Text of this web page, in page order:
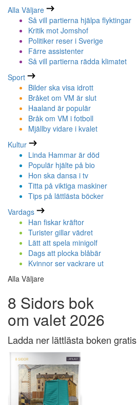
Alla Väljare
Så vill partierna hjälpa flyktingar
Kritik mot Jomshof
Politiker reser i Sverige
Färre assistenter
Så vill partierna rädda klimatet
Sport
Bilder ska visa idrott
Bråket om VM är slut
Haaland är populär
Bråk om VM i fotboll
Mjällby vidare i kvalet
Kultur
Linda Hammar är död
Populär hjälte på bio
Hon ska dansa i tv
Titta på viktiga maskiner
Tips på lättlästa böcker
Vardags
Han fiskar kräftor
Turister gillar vädret
Lätt att spela minigolf
Dags att plocka blåbär
Kvinnor ser vackrare ut
Alla Väljare
8 Sidors bok
om valet 2026
Ladda ner lättlästa boken gratis